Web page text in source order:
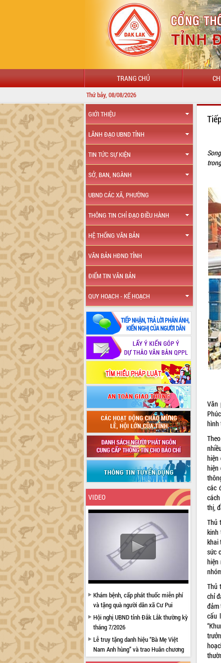
TRANG CHỦ
Thứ bảy, 08/08/2026
GIỚI THIỆU
LÃNH ĐẠO UBND TỈNH
TIN TỨC SỰ KIỆN
SỞ, BAN, NGÀNH
UBND CÁC XÃ, PHƯỜNG
THÔNG TIN CHỈ ĐẠO ĐIỀU HÀNH
HỆ THỐNG VĂN BẢN
VĂN BẢN HĐND TỈNH
ĐIỂM TIN VĂN BẢN
QUY HOẠCH - KẾ HOẠCH
VIDEO
Khám bệnh, cấp phát thuốc miễn phí
và tặng quà người dân xã Cư Pui
Hội nghị UBND tỉnh Đắk Lắk thường kỳ
tháng 7/2026
Lễ truy tặng danh hiệu “Bà Mẹ Việt
Nam Anh hùng” và trao Huân chương
Lao động
Văn
hình
hiện
hiện
các
thị,
Thủ
kinh
khai
sức
hiện
Thủ
chỉ
đảm
cấu